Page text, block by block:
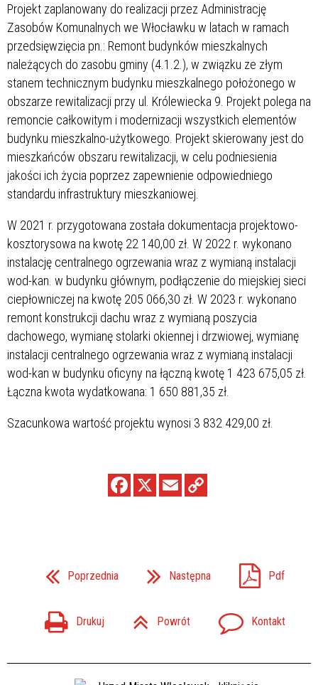
Projekt zaplanowany do realizacji przez Administrację
Zasobów Komunalnych we Włocławku w latach w ramach
przedsięwzięcia pn.: Remont budynków mieszkalnych
należących do zasobu gminy (4.1.2.), w związku ze złym
stanem technicznym budynku mieszkalnego położonego w
obszarze rewitalizacji przy ul. Królewiecka 9. Projekt polega na
remoncie całkowitym i modernizacji wszystkich elementów
budynku mieszkalno-użytkowego. Projekt skierowany jest do
mieszkańców obszaru rewitalizacji, w celu podniesienia
jakości ich życia poprzez zapewnienie odpowiedniego
standardu infrastruktury mieszkaniowej.
W 2021 r. przygotowana została dokumentacja projektowo-
kosztorysowa na kwotę 22 140,00 zł. W 2022 r. wykonano
instalację centralnego ogrzewania wraz z wymianą instalacji
wod-kan. w budynku głównym, podłączenie do miejskiej sieci
ciepłowniczej na kwotę 205 066,30 zł. W 2023 r. wykonano
remont konstrukcji dachu wraz z wymianą poszycia
dachowego, wymianę stolarki okiennej i drzwiowej, wymianę
instalacji centralnego ogrzewania wraz z wymianą instalacji
wod-kan w budynku oficyny na łączną kwotę 1 423 675,05 zł.
Łączna kwota wydatkowana: 1 650 881,35 zł.
Szacunkowa wartość projektu wynosi 3 832 429,00 zł.
Poprzednia Następna Pdf
Drukuj Powrót Kontakt